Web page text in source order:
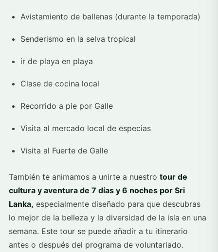
Avistamiento de ballenas (durante la temporada)
Senderismo en la selva tropical
ir de playa en playa
Clase de cocina local
Recorrido a pie por Galle
Visita al mercado local de especias
Visita al Fuerte de Galle
También te animamos a unirte a nuestro tour de
cultura y aventura de 7 días y 6 noches por Sri
Lanka, especialmente diseñado para que descubras
lo mejor de la belleza y la diversidad de la isla en una
semana. Este tour se puede añadir a tu itinerario
antes o después del programa de voluntariado.